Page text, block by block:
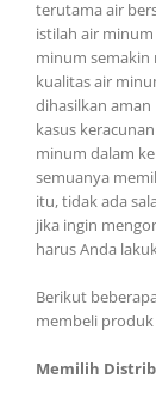
terutama air
istilah air
minum semakin
kualitas air
dihasilkan aman
kasus
minum dalam
semuanya
itu, tidak ada
jika ingin
harus Anda
Berikut
membeli
Memilih